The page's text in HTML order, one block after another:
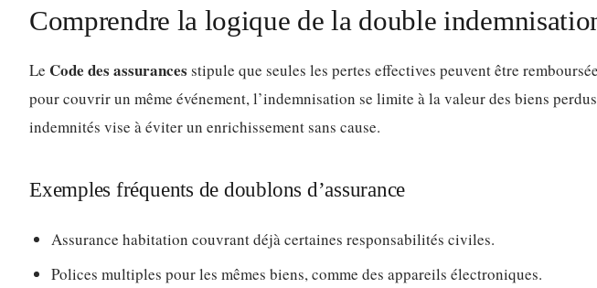
Comprendre la logique de la double
Le Code des assurances stipule que seules les pertes effectives peuvent être
pour couvrir un même événement, l’indemnisation se limite à la valeur des biens
indemnités vise à éviter un enrichissement sans cause.
Exemples fréquents de doublons d’assurance
Assurance habitation couvrant déjà certaines responsabilités civiles.
Polices multiples pour les mêmes biens, comme des appareils électroniques.